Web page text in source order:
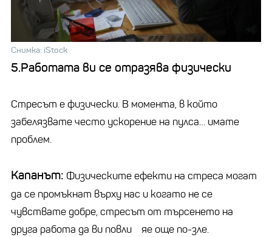
Снимка: iStock
5.Работата ви се отразява физически
Стресът е физически. В момента, в който
забелязвате често ускорение на пулса… имате
проблем.
Капанът: Физическите ефекти на стреса могат
да се промъкнат върху нас и когато не се
чувствате добре, стресът от търсенето на
друга работа да ви повли яе още по-зле.